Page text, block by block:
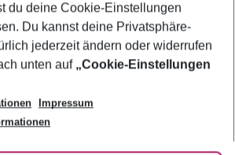
ändern
du deine Cookie-Einstellungen
Du kannst deine Privatsphäre-
jederzeit ändern oder widerrufen
unten auf „Cookie-Einstellungen
Impressum